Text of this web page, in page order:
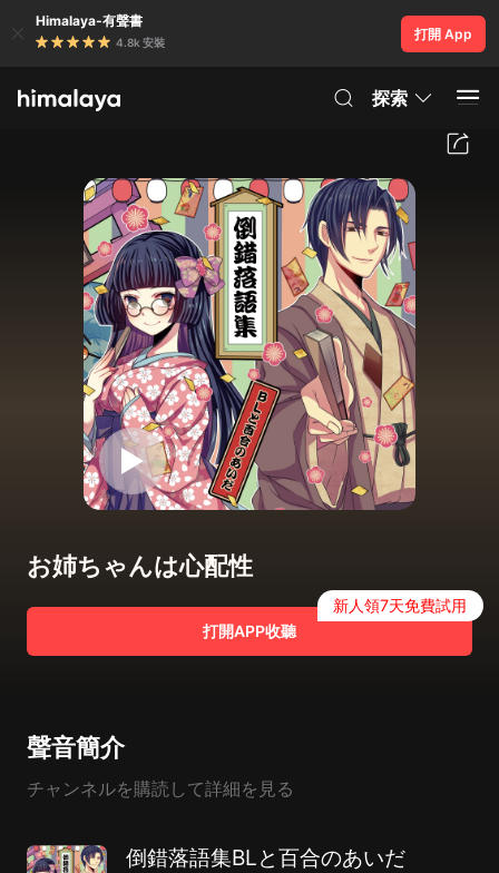
Himalaya-有聲書
4.8k 安裝
打開 App
探索
お姉ちゃんは心配性
打開APP收聽
新人領7天免費試用
聲音簡介
チャンネルを購読して詳細を見る
倒錯落語集BLと百合のあいだ